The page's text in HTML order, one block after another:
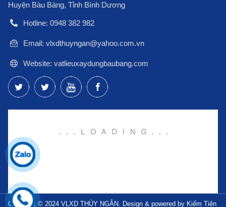
Huyện Bàu Bàng, Tỉnh Bình Dương
Hotline: 0948 382 982
Email: vlxdthuyngan@yahoo.com.vn
Website: vatlieuxaydungbaubang.com
Copyright © 2024 VLXD THÙY NGÂN. Design & powered by Kiếm Tiên